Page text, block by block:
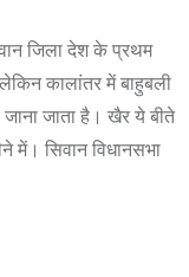
जिला देश के प्रथम
कालांतर में बाहुबली
जाना जाता है। खैर ये बीते
सिवान विधानसभा